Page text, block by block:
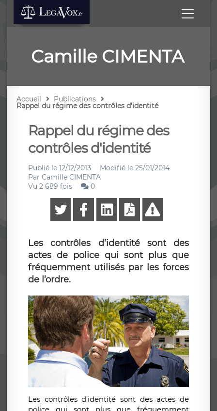
Camille CIMENTA
Accueil Publications
Rappel du régime des contrôles d'identité
Rappel du régime des
contrôles d'identité
Publié le 12/12/2013 Modifié le 25/01/2014
Par Camille CIMENTA
Vu 2 689 fois
0
Les contrôles d’identité sont des
actes de police qui sont plus que
fréquemment utilisés par les forces
de l’ordre.
Les contrôles d’identité sont des actes de